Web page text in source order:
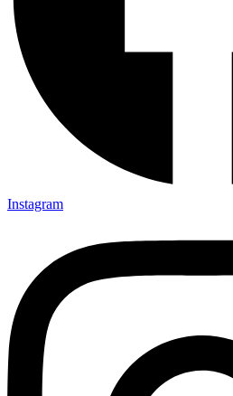
Instagram